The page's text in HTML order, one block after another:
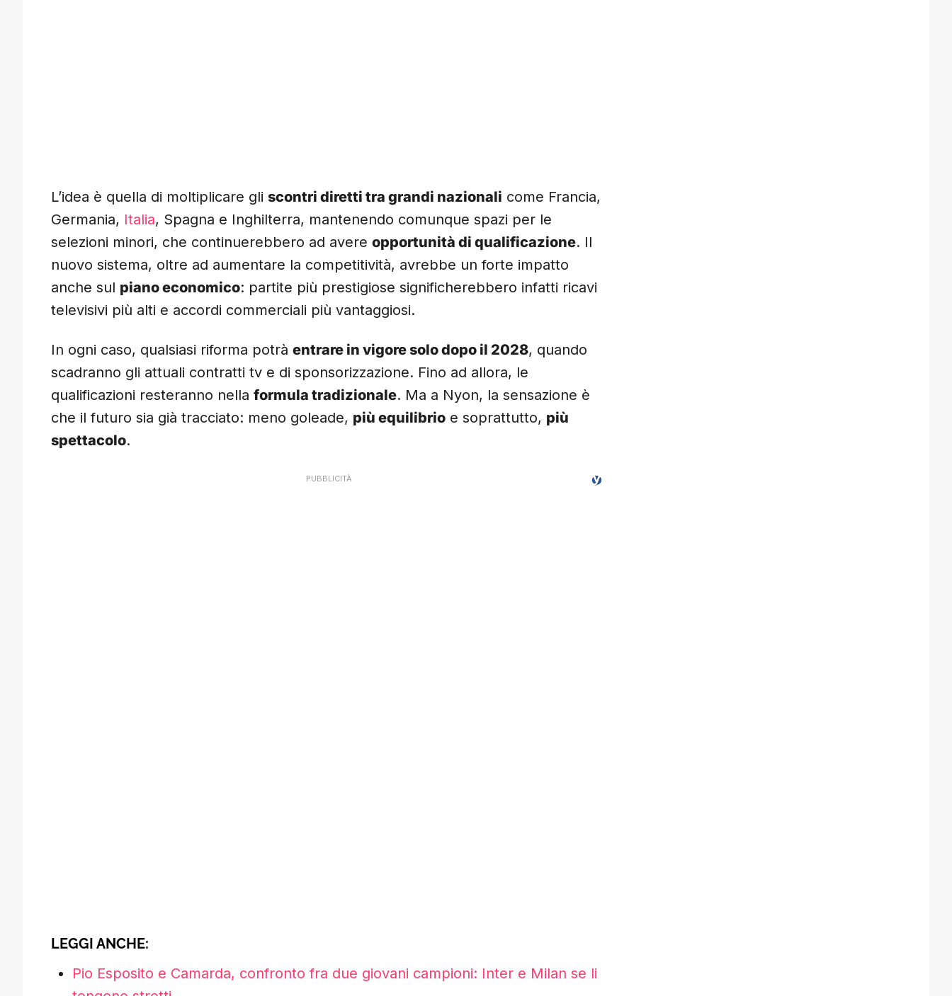
L’idea è quella di moltiplicare gli scontri diretti tra grandi nazionali come Francia,
Germania, Italia, Spagna e Inghilterra, mantenendo comunque spazi per le
selezioni minori, che continuerebbero ad avere opportunità di qualificazione. Il
nuovo sistema, oltre ad aumentare la competitività, avrebbe un forte impatto
anche sul piano economico: partite più prestigiose significherebbero infatti ricavi
televisivi più alti e accordi commerciali più vantaggiosi.
In ogni caso, qualsiasi riforma potrà entrare in vigore solo dopo il 2028, quando
scadranno gli attuali contratti tv e di sponsorizzazione. Fino ad allora, le
qualificazioni resteranno nella formula tradizionale. Ma a Nyon, la sensazione è
che il futuro sia già tracciato: meno goleade, più equilibrio e soprattutto, più
spettacolo.
LEGGI ANCHE:
Pio Esposito e Camarda, confronto fra due giovani campioni: Inter e Milan se li